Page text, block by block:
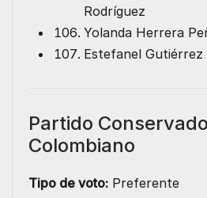
Rodríguez
Yolanda Herrera
Estefanel Gutiérrez
Partido
Colombiano
Tipo de voto: Preferente